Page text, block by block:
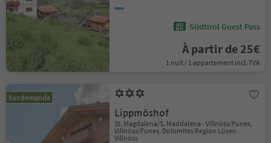
Südtirol Guest Pass
À partir de 25€
1 nuit / 1 appartement incl. TVA
Sur demande
Lippmöshof
St. Magdalena/S. Maddalena - Villnöss/Funes,
Villnöss/Funes, Dolomites Region Lüsen
Villnöss